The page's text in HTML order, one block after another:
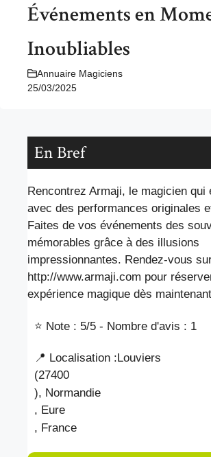
Événements en
Inoubliables
Annuaire Magiciens
25/03/2025
En Bref
Rencontrez Armaji, le magicien qui
avec des performances originales
Faites de vos événements des
mémorables grâce à des illusions
impressionnantes. Rendez-vous
http://www.armaji.com pour
expérience magique dès
⭐ Note : 5/5 - Nombre d'avis : 1
📍 Localisation :Louviers
(27400
), Normandie
, Eure
, France